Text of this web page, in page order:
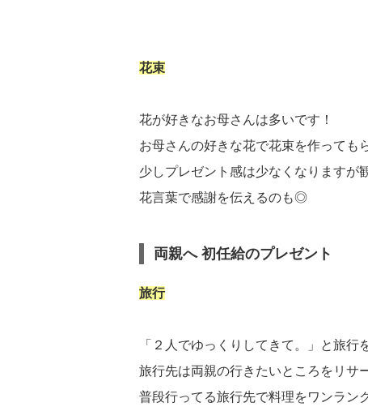
花束
花が好きなお母さんは多いです！
お母さんの好きな花で花束を作っても
少しプレゼント感は少なくなりますが
花言葉で感謝を伝えるのも◎
両親へ 初任給のプレゼント
旅行
「２人でゆっくりしてきて。」と旅行
旅行先は両親の行きたいところをリ
普段行ってる旅行先で料理をワンラン